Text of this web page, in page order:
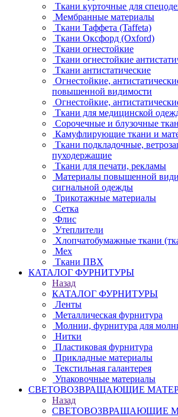
Ткани курточные для
Мембранные материалы
Ткани Таффета (Taffeta)
Ткани Оксфорд (Oxford)
Ткани огнестойкие
Ткани огнестойкие
Ткани антистатические
Огнестойкие,
повышенной видимости
Огнестойкие,
Ткани для медицинской
Сорочечные и блузочные
Камуфлирующие ткани и
Ткани подкладочные,
пуходержащие
Ткани для печати, рекламы
Материалы повышенной
сигнальной одежды
Трикотажные материалы
Сетка
Флис
Утеплители
Хлопчатобумажные ткани
Мех
Ткани ПВХ
КАТАЛОГ ФУРНИТУРЫ
Назад
КАТАЛОГ ФУРНИТУРЫ
Ленты
Металлическая фурнитура
Молнии, фурнитура для
Нитки
Пластиковая фурнитура
Прикладные материалы
Текстильная галантерея
Упаковочные материалы
СВЕТОВОЗВРАЩАЮЩИЕ
Назад
СВЕТОВОЗВРАЩАЮЩИЕ